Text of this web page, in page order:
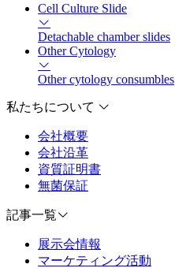
Cell Culture Slide
Detachable chamber slides
Other Cytology
Other cytology consumbles
私たちについて
会社概要
会社沿革
資質証明書
無菌保証
記事一覧
展示会情報
マーケティング活動